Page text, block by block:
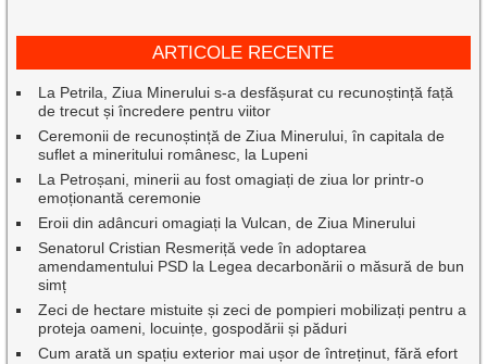
ARTICOLE RECENTE
La Petrila, Ziua Minerului s-a desfășurat cu recunoștință față
de trecut și încredere pentru viitor
Ceremonii de recunoștință de Ziua Minerului, în capitala de
suflet a mineritului românesc, la Lupeni
La Petroșani, minerii au fost omagiați de ziua lor printr-o
emoționantă ceremonie
Eroii din adâncuri omagiați la Vulcan, de Ziua Minerului
Senatorul Cristian Resmeriță vede în adoptarea
amendamentului PSD la Legea decarbonării o măsură de bun
simț
Zeci de hectare mistuite și zeci de pompieri mobilizați pentru a
proteja oameni, locuințe, gospodării și păduri
Cum arată un spațiu exterior mai ușor de întreținut, fără efort